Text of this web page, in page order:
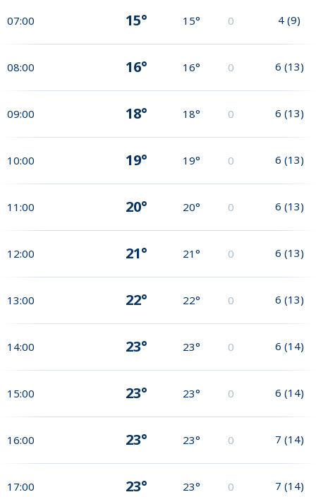
07:00 15° 15° 0 4 (9)
08:00 16° 16° 0 6 (13)
09:00 18° 18° 0 6 (13)
10:00 19° 19° 0 6 (13)
11:00 20° 20° 0 6 (13)
12:00 21° 21° 0 6 (13)
13:00 22° 22° 0 6 (13)
14:00 23° 23° 0 6 (14)
15:00 23° 23° 0 6 (14)
16:00 23° 23° 0 7 (14)
17:00 23° 23° 0 7 (14)